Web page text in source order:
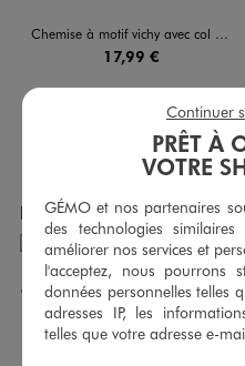
Chemise à motif vichy avec col victorien fille - LuluCastagnette
17,99 €
AJOUTERAU PANIER
Produits achetés ensemble
PRÊT À
VOTRE
GÉMO et nos partenaires
des technologies
améliorer nos services et
l'acceptez, nous pourrons
données personnelles telles
adresses IP, les
telles que votre adresse e-
Continuer